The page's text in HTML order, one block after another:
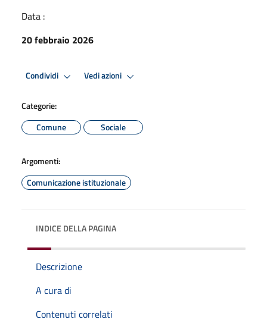
Data :
20 febbraio 2026
Condividi Vedi azioni
Categorie:
Comune
Sociale
Argomenti:
Comunicazione istituzionale
INDICE DELLA PAGINA
Descrizione
A cura di
Contenuti correlati